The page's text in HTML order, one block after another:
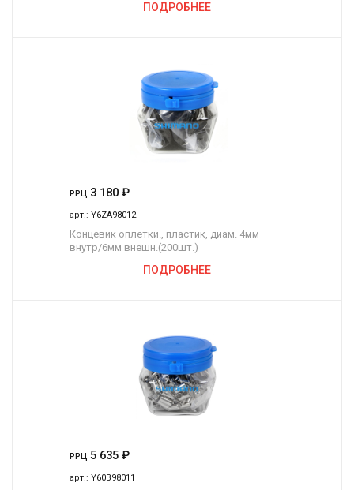
ПОДРОБНЕЕ
РРЦ 3 180 ₽
арт.: Y6ZA98012
Концевик оплетки., пластик, диам. 4мм
внутр/6мм внешн.(200шт.)
ПОДРОБНЕЕ
РРЦ 5 635 ₽
арт.: Y60B98011